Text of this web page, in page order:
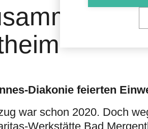
Diakonie feierten
war schon 2020. Doch